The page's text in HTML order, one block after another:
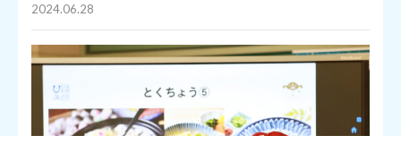
2024.06.28